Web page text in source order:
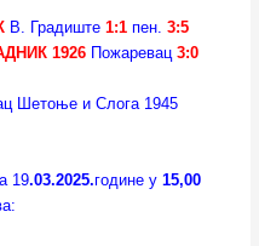
В. Градиште 1:1пен. 3:5
1926 Пожаревац 3:0
Шетоње и Слога 1945
19.03.2025.године у 15,00